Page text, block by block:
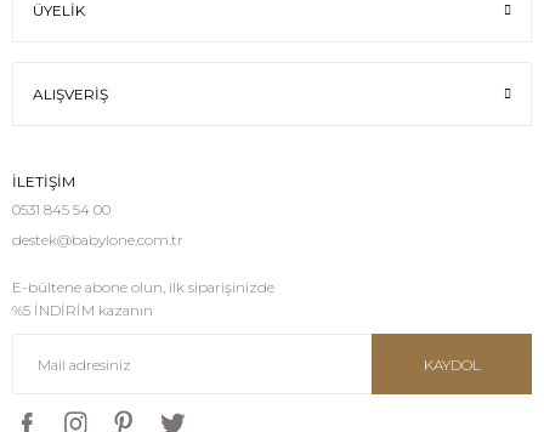
2.000,00 TL
Bleu 5 Parça Hastane Çıkışı
1.500,00 TL
ÜYELIK
ALIŞVERIŞ
İLETİŞİM
0531 845 54 00
destek@babylone.com.tr
E-bültene abone olun, ilk siparişinizde
%5 İNDİRİM kazanın
KAYDOL